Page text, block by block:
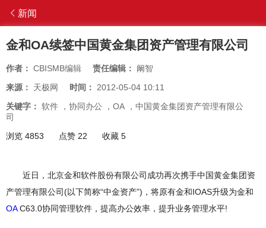
新闻
金和OA续签中国黄金集团资产管理有限公司
作者： CBISMB编辑 责任编辑： 阚智
来源： 天极网 时间： 2012-05-04 10:11
关键字： 软件 ， 协同办公 ， OA ， 中国黄金集团资产管理有限公
司
浏览 4853
点赞 22 收藏 5
近日，北京金和软件股份有限公司成功再次携手中国黄金集团资
产管理有限公司(以下简称“中金资产”)，将原有金和IOAS升级为金和
OAC63.0协同管理软件，提高办公效率，提升业务管理水平!